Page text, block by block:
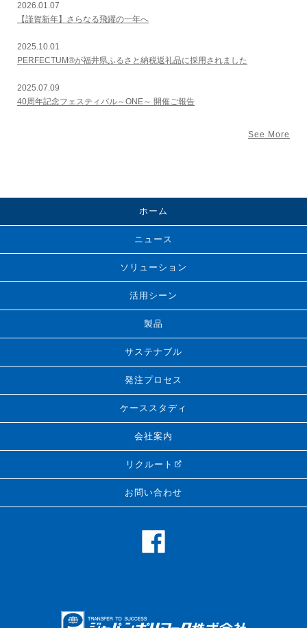
2026.01.07
【謹賀新年】さらなる飛躍の一年へ
2025.10.01
PERFECTUM®が福井県ふるさと納税返礼品に採用されました
2025.07.09
40周年記念フェスティバル～ONE～ 開催ご報告
See More
ホーム
ニュース
ソリューション
活用シーン
製品
サステナブル
発注プロセス
ケーススタディ
会社案内
リクルート
お問い合わせ